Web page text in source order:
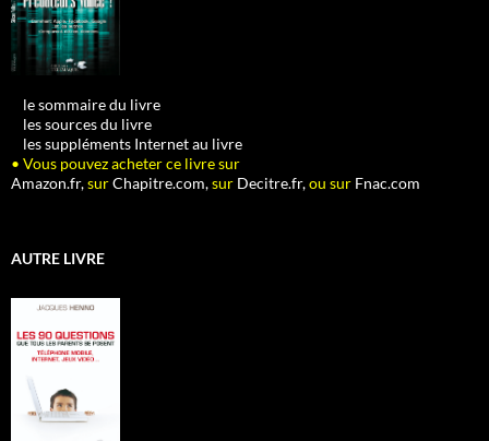
le sommaire du livre
les sources du livre
les suppléments Internet au livre
• Vous pouvez acheter ce livre sur
Amazon.fr,surChapitre.com,sur Decitre.fr,ou sur Fnac.com
AUTRE LIVRE